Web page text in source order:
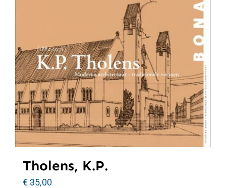
Tholens, K.P.
€35,00